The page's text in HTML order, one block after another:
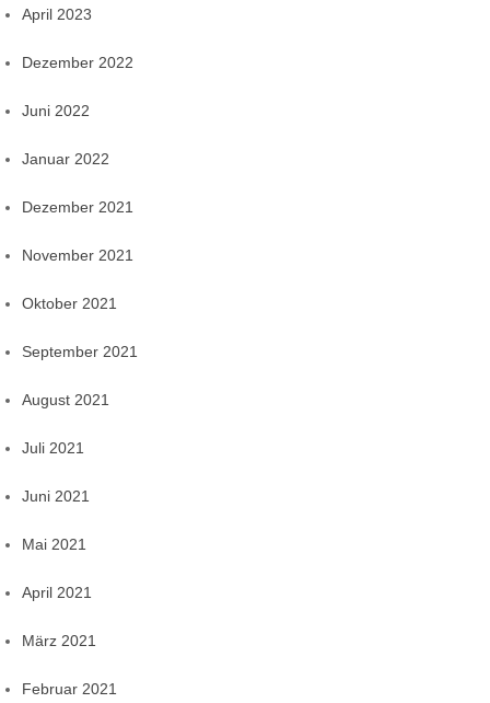
April 2023
Dezember 2022
Juni 2022
Januar 2022
Dezember 2021
November 2021
Oktober 2021
September 2021
August 2021
Juli 2021
Juni 2021
Mai 2021
April 2021
März 2021
Februar 2021